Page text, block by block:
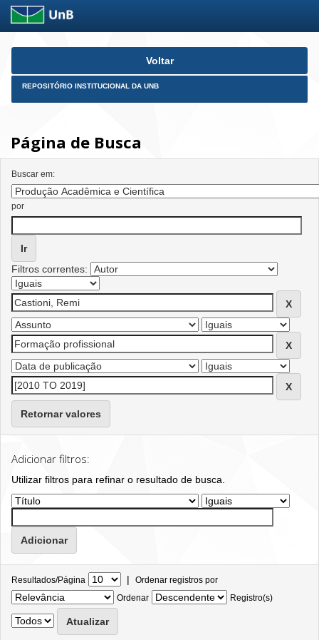
Skip
Voltar
REPOSITÓRIO INSTITUCIONAL DA UNB
Página de Busca
Buscar em:
por
Filtros correntes:
Retornar valores
Adicionar filtros:
Utilizar filtros para refinar o resultado de busca.
Resultados/Página | Ordenar registros por
Ordenar
Registro(s)